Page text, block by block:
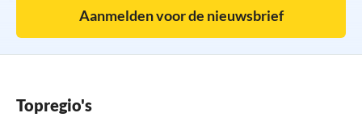
Aanmelden voor de nieuwsbrief
Topregio's